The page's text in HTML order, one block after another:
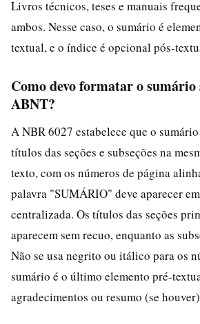
Livros técnicos, teses e manuais
ambos. Nesse caso, o sumário é
textual, e o índice é opcional pós-
Como devo formatar o sumário
ABNT?
A NBR 6027 estabelece que o
títulos das seções e subseções na
texto, com os números de página
palavra "SUMÁRIO" deve aparecer
centralizada. Os títulos das seções
aparecem sem recuo, enquanto as
Não se usa negrito ou itálico para os
sumário é o último elemento pré-
agradecimentos ou resumo (se